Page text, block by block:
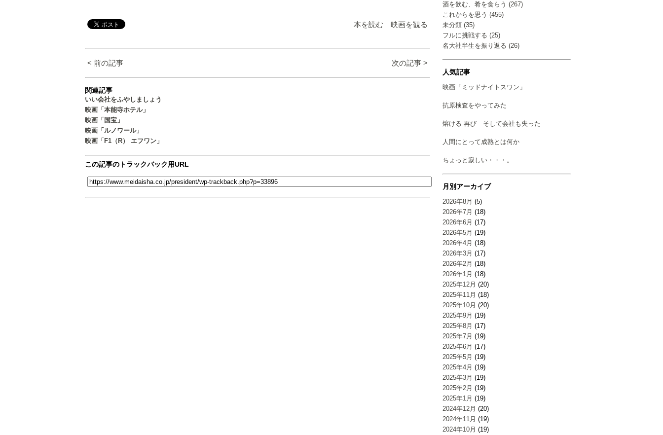
酒を飲む、肴を食らう (267)
これからを思う (455)
未分類 (35)
フルに挑戦する (25)
名大社半生を振り返る (26)
人気記事
映画「ミッドナイトスワン」
抗原検査をやってみた
熔ける 再び そして会社も失った
人間にとって成熟とは何か
ちょっと寂しい・・・。
月別アーカイブ
2026年8月 (5)
2026年7月 (18)
2026年6月 (17)
2026年5月 (19)
2026年4月 (18)
2026年3月 (17)
2026年2月 (18)
2026年1月 (18)
2025年12月 (20)
2025年11月 (18)
2025年10月 (20)
2025年9月 (19)
2025年8月 (17)
2025年7月 (19)
2025年6月 (17)
2025年5月 (19)
2025年4月 (19)
2025年3月 (19)
2025年2月 (19)
2025年1月 (19)
2024年12月 (20)
2024年11月 (19)
2024年10月 (19)
本を読む 映画を観る
< 前の記事 次の記事 >
関連記事
いい会社をふやしましょう
映画「本能寺ホテル」
映画「国宝」
映画「ルノワール」
映画「F1（R） エフワン」
この記事のトラックバック用URL